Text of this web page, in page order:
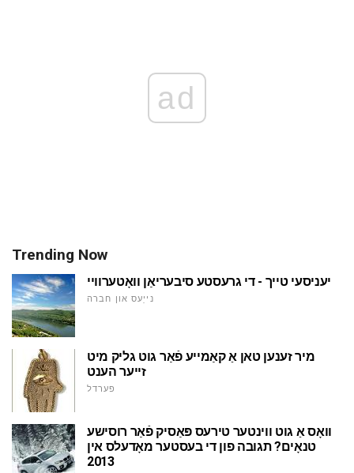
ad
Trending Now
יעניסעי טייך - די גרעסטע סיבעריאַן וואָטערוויי
נייַעס און חברה
מיר זענען טאן אַ קאַמייע פֿאַר גוט גליק מיט
זייער הענט
פערדל
וואָס אַ גוט ווינטער טירעס פּאַסיק פֿאַר רוסישע
טנאָים? תגובה פון די בעסטער מאָדעלס אין
2013